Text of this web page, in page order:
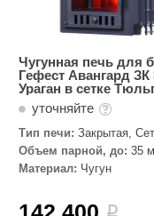
Чугунная печь для
Гефест Авангард ЗК
Ураган в сетке
уточняйте
Тип печи: Закрытая,
паровой пушкой
Объем парной, до: 35
Материал: Чугун
i